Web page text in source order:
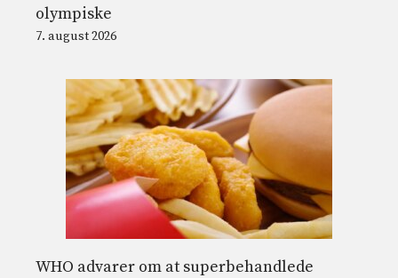
olympiske
7. august 2026
WHO advarer om at superbehandlede